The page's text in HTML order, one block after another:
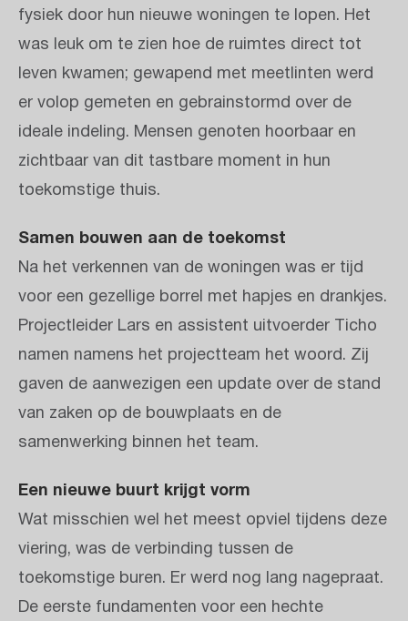
fysiek door hun nieuwe woningen te lopen. Het
was leuk om te zien hoe de ruimtes direct tot
leven kwamen; gewapend met meetlinten werd
er volop gemeten en gebrainstormd over de
ideale indeling. Mensen genoten hoorbaar en
zichtbaar van dit tastbare moment in hun
toekomstige thuis.
Samen bouwen aan de toekomst
Na het verkennen van de woningen was er tijd
voor een gezellige borrel met hapjes en drankjes.
Projectleider Lars en assistent uitvoerder Ticho
namen namens het projectteam het woord. Zij
gaven de aanwezigen een update over de stand
van zaken op de bouwplaats en de
samenwerking binnen het team.
Een nieuwe buurt krijgt vorm
Wat misschien wel het meest opviel tijdens deze
viering, was de verbinding tussen de
toekomstige buren. Er werd nog lang nagepraat.
De eerste fundamenten voor een hechte